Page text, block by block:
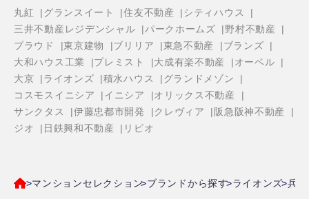
丸紅 グランスイート 住友不動産
シティハウス
三井不動産レジデンシャル
パークホームズ
野村不動産
プラウド
東京建物 ブリリア 東急不動産
ブランズ
大和ハウス工業
プレミスト 大成有楽不動産
オーベル
大京
ライオンズ 積水ハウス
グランドメゾン
コスモスイニシア
イニシア
オリックス不動産
サンクタス
伊藤忠都市開発 クレヴィア
阪急阪神不動産
ジオ
日鉄興和不動産 リビオ
マンションセレクション ブランドから探す ライオンズ 兵